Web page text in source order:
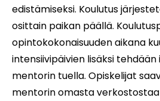
edistämiseksi. Koulutus
osittain paikan päällä.
opintokokonaisuuden aikana
intensiivipäivien lisäksi
mentorin tuella. Opiskelijat
mentorin omasta